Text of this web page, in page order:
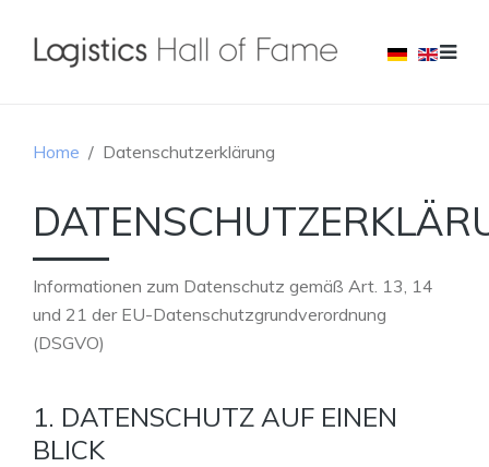
Home Datenschutzerklärung
Informationen zum Datenschutz gemäß Art. 13, 14
und 21 der EU-Datenschutzgrundverordnung
(DSGVO)
1. DATENSCHUTZ AUF EINEN
BLICK